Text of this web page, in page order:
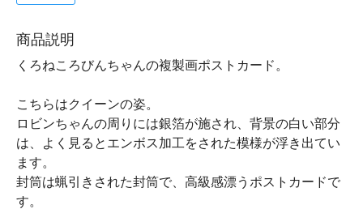
商品説明
くろねころびんちゃんの複製画ポストカード。
こちらはクイーンの姿。
ロビンちゃんの周りには銀箔が施され、背景の白い部分
は、よく見るとエンボス加工をされた模様が浮き出てい
ます。
封筒は蝋引きされた封筒で、高級感漂うポストカードで
す。